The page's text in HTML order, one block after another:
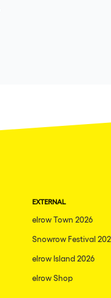
EXTERNAL
elrow Town 2026
Snowrow Festival
elrow Island 2026
elrow Shop